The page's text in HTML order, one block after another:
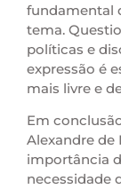
fundamental
tema.
políticas e
expressão é
mais livre e
Em
Alexandre de
importância
necessidade